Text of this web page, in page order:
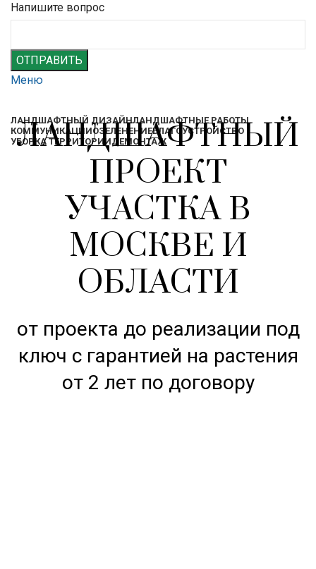
Напишите вопрос
ОТПРАВИТЬ
Меню
ЛАНДШАФТНЫЙ ДИЗАЙНЛАНДШАФТНЫЕ РАБОТЫ
КОММУНИКАЦИИОЗЕЛЕНЕНИЕБЛАГОУСТРОЙСТВО
УБОРКА ТЕРРИТОРИИДЕМОНТАЖ
ЛАНДШАФТНЫЙ
ПРОЕКТ
УЧАСТКА В
МОСКВЕ И
ОБЛАСТИ
от проекта до реализации под
ключ с гарантией на растения
от 2 лет по договору